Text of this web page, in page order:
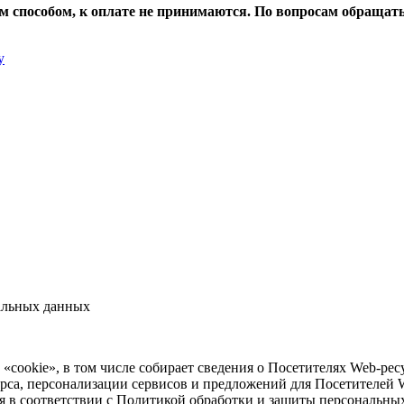
к оплате не принимаются. По вопросам
данных
в том числе собирает сведения о Посетителях Web-
персонализации сервисов и предложений для Посетителей
в соответствии с Политикой обработки и защиты